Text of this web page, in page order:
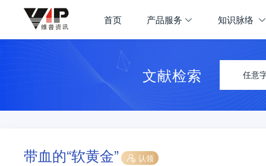
首页 产品服务 知识脉络
文献检索 任意
带血的“软黄金” 认领